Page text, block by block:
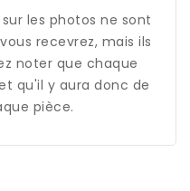
les photos ne sont
recevrez, mais ils
noter que chaque
qu'il y aura donc de
pièce.